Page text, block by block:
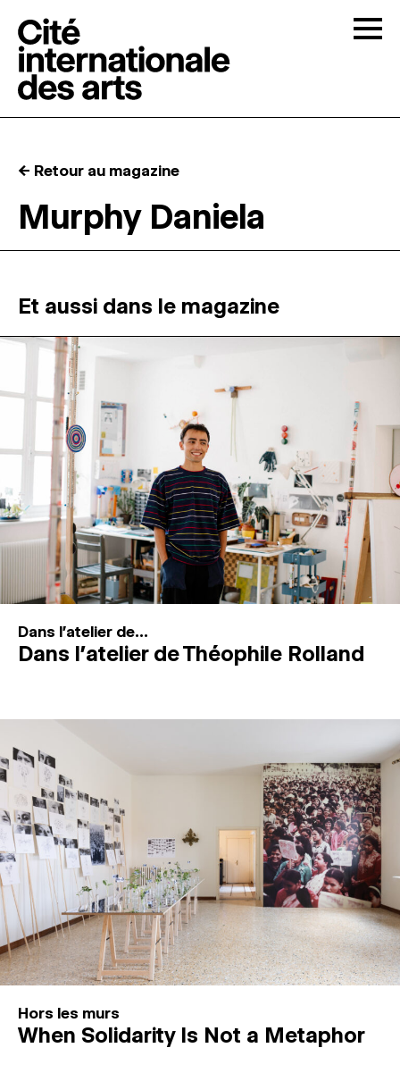
RÉSIDENCES ↓
ATELIERS OUVERTS
PROGRAMMATION
MAGAZINE
ESPACES DE PRATIQUE ARTISTIQUE ↓
Recherche
Connexion
← Retour au magazine
Murphy Daniela
Et aussi dans le magazine
Dans l'atelier de...
Dans l’atelier de Théophile Rolland
Hors les murs
When Solidarity Is Not a Metaphor